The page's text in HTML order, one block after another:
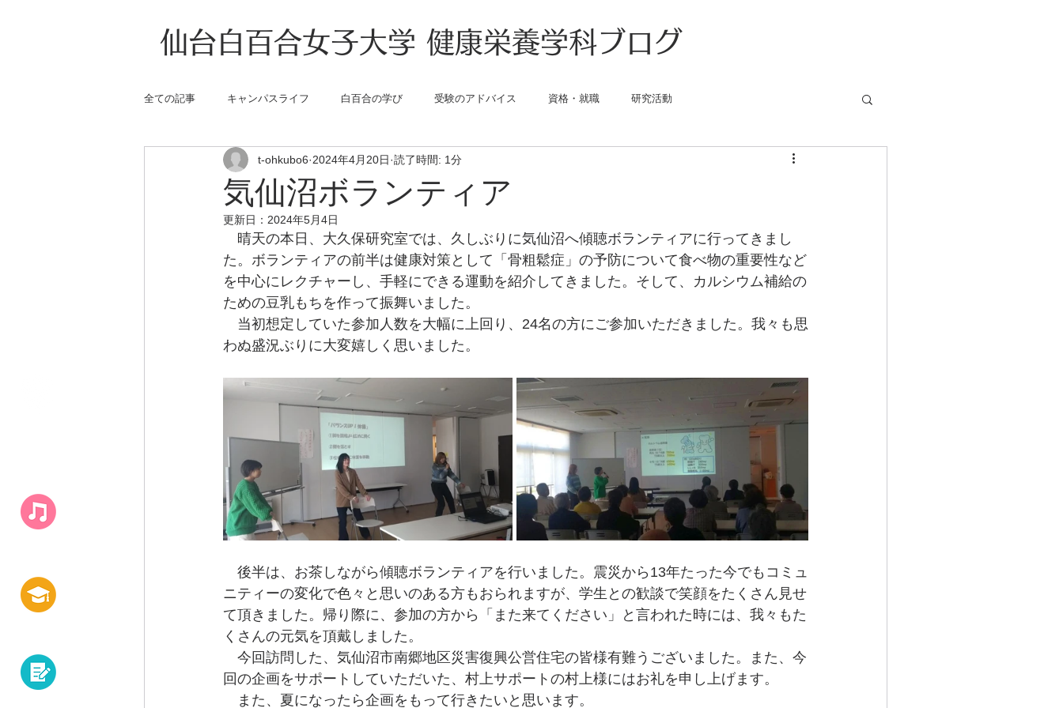
全ての記事 キャンパスライフ 白百合の学び 受験のアドバイス 資格・就職 研究活動
気仙沼ボランティア
t-ohkubo6 2024年4月20日 読了時間: 1分
更新日： 2024年5月4日
晴天の本日、大久保研究室では、久しぶりに気仙沼へ傾聴ボランティアに行ってきまし
た。ボランティアの前半は健康対策として「骨粗鬆症」の予防について食べ物の重要性など
を中心にレクチャーし、手軽にできる運動を紹介してきました。そして、カルシウム補給の
ための豆乳もちを作って振舞いました。
当初想定していた参加人数を大幅に上回り、24名の方にご参加いただきました。我々も思
わぬ盛況ぶりに大変嬉しく思いました。
後半は、お茶しながら傾聴ボランティアを行いました。震災から13年たった今でもコミュ
ニティーの変化で色々と思いのある方もおられますが、学生との歓談で笑顔をたくさん見せ
て頂きました。帰り際に、参加の方から「また来てください」と言われた時には、我々もた
くさんの元気を頂戴しました。
今回訪問した、気仙沼市南郷地区災害復興公営住宅の皆様有難うございました。また、今
回の企画をサポートしていただいた、村上サポートの村上様にはお礼を申し上げます。
また、夏になったら企画をもって行きたいと思います。
仙台白百合女子大学 健康栄養学科ブログ